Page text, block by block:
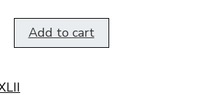
Add to cart